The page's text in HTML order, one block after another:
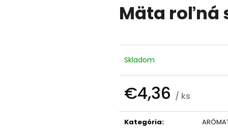
produktu
je
5
hviezdičiek.
Mäta roľná
Skladom
€4,36 / ks
cena:
Kategória:
HĽADAŤ